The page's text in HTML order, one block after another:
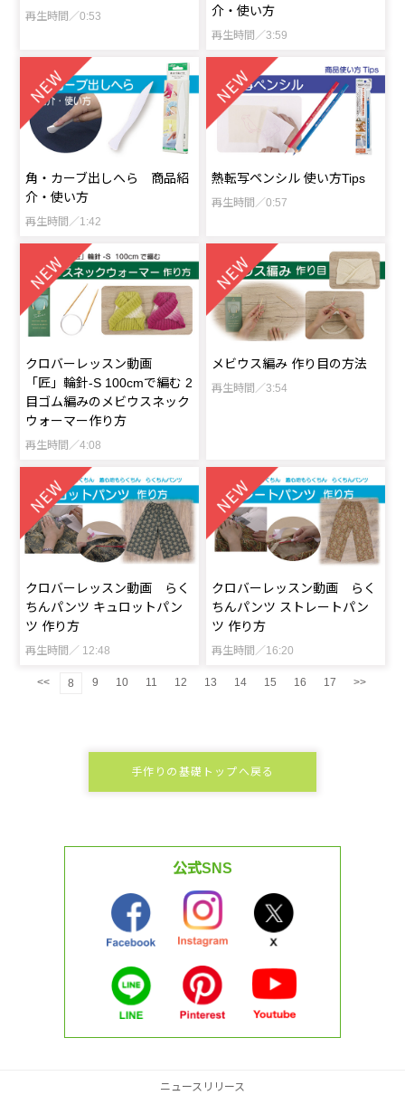
再生時間／0:53
介・使い方
再生時間／3:59
角・カーブ出しへら 商品紹
介・使い方
再生時間／1:42
熱転写ペンシル 使い方Tips
再生時間／0:57
クロバーレッスン動画
「匠」輪針-S 100cmで編む 2
目ゴム編みのメビウスネック
ウォーマー作り方
再生時間／4:08
メビウス編み 作り目の方法
再生時間／3:54
クロバーレッスン動画 らく
ちんパンツ キュロットパン
ツ 作り方
再生時間／ 12:48
クロバーレッスン動画 らく
ちんパンツ ストレートパン
ツ 作り方
再生時間／16:20
<< 8 9 10 11 12 13 14 15 16 17 >>
手作りの基礎トップへ戻る
公式SNS
ニュースリリース